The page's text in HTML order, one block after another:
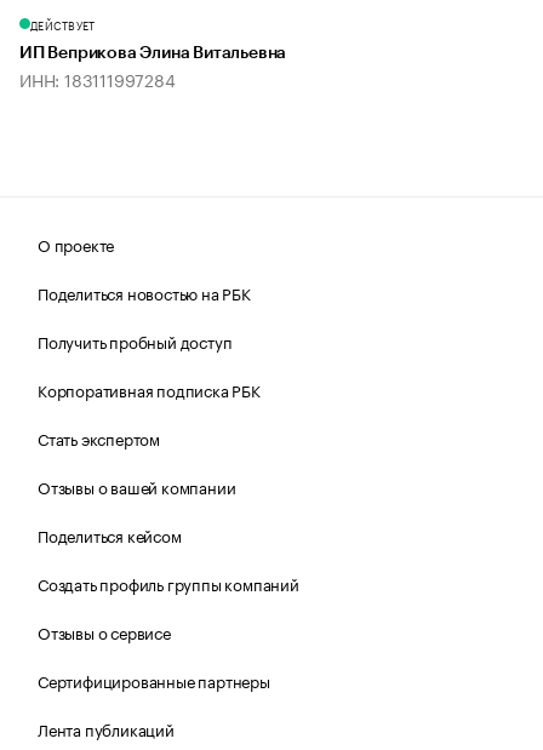
ДЕЙСТВУЕТ
ИП Веприкова Элина Витальевна
ИНН: 183111997284
О проекте
Поделиться новостью на РБК
Получить пробный доступ
Корпоративная подписка РБК
Стать экспертом
Отзывы о вашей компании
Поделиться кейсом
Создать профиль группы компаний
Отзывы о сервисе
Сертифицированные партнеры
Лента публикаций